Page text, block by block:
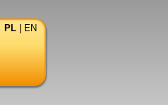
PL EN